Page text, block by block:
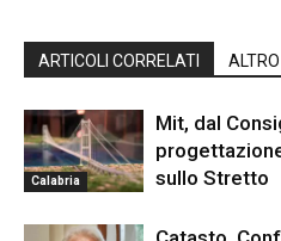
ARTICOLI CORRELATI
Calabria
Mit, dal
sullo Stretto